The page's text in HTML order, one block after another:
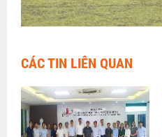
CÁC TIN LIÊN QUAN